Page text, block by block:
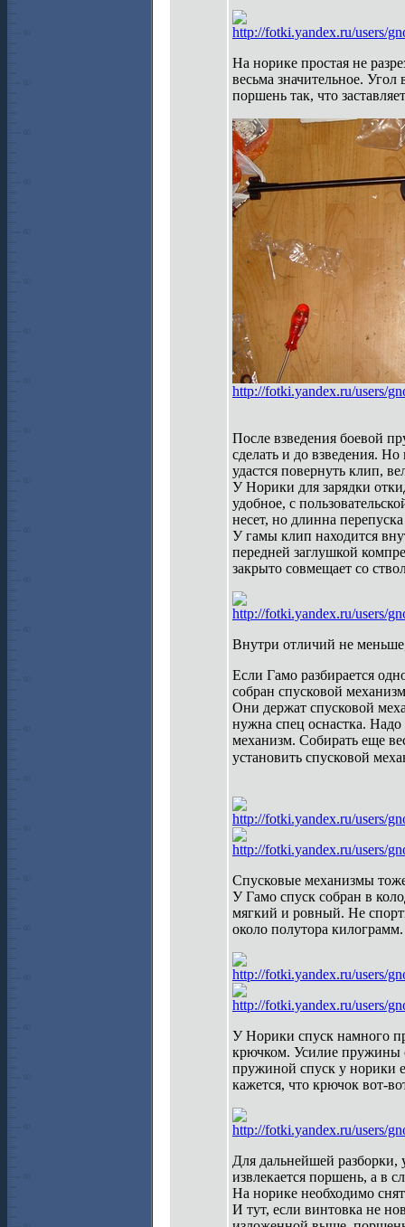
http://fotki.yandex.ru/users/
На норике простая не
весьма значительное.
поршень так, что
http://fotki.yandex.ru/users/
После взведения боевой
сделать и до взведения.
удастся повернуть клип,
У Норики для зарядки
удобное, с
несет, но длинна
У гамы клип находится
передней заглушкой
закрыто совмещает со
http://fotki.yandex.ru/users/
Внутри отличий не
Если Гамо разбирается
собран спусковой
Они держат спусковой
нужна спец оснастка.
механизм. Собирать еще
установить спусковой
http://fotki.yandex.ru/users/
http://fotki.yandex.ru/users/
Спусковые механизмы
У Гамо спуск собран в
мягкий и ровный. Не
около полутора килограмм.
http://fotki.yandex.ru/users/
http://fotki.yandex.ru/users/
У Норики спуск намного
крючком. Усилие пружины
пружиной спуск у норики
кажется, что крючок вот-
http://fotki.yandex.ru/users/
Для дальнейшей разборки,
извлекается поршень, а в
На норике необходимо
И тут, если винтовка не